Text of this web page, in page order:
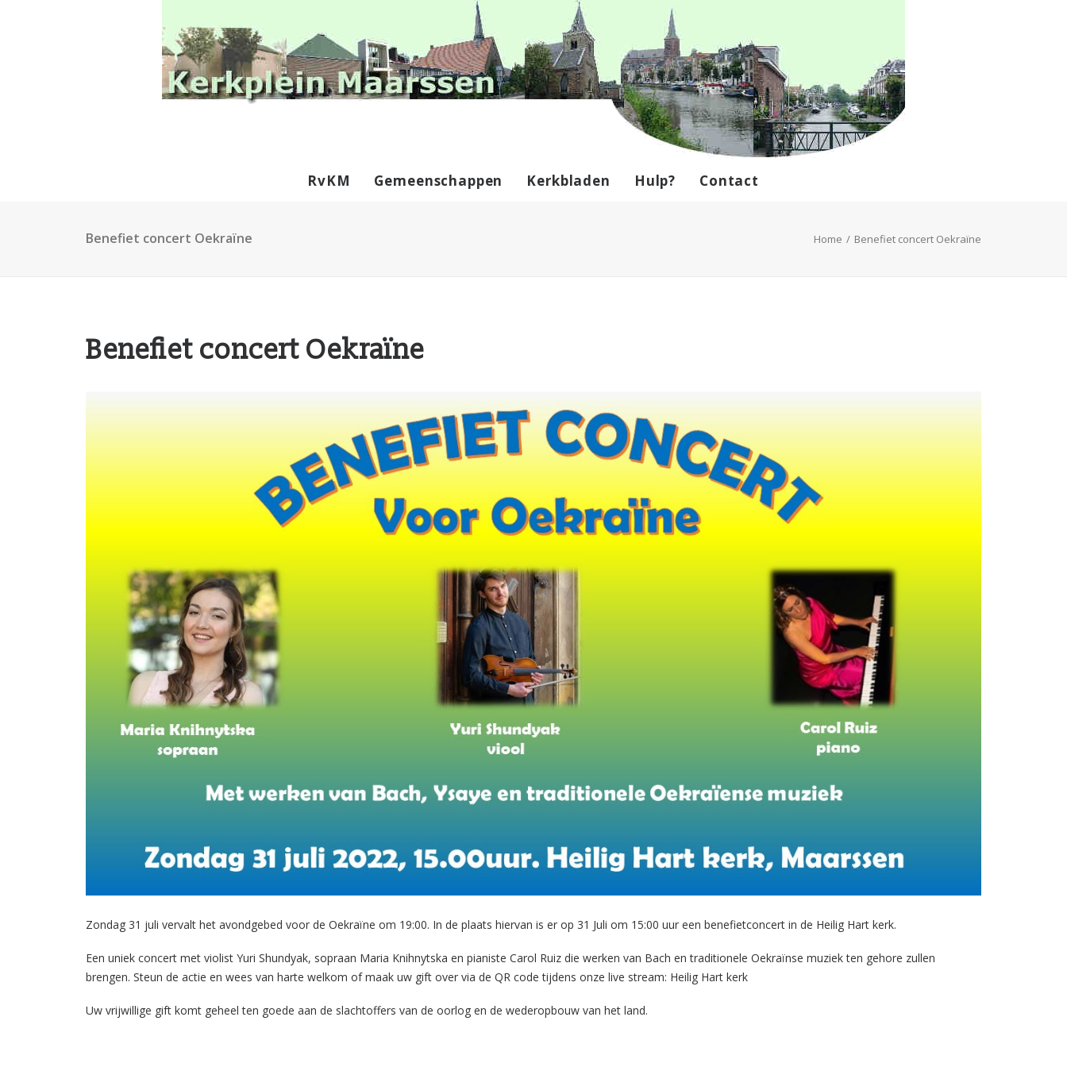
RvKM Gemeenschappen Kerkbladen Hulp? Contact
Benefiet concert Oekraïne Home Benefiet concert Oekraïne
Benefiet concert Oekraïne
Zondag 31 juli vervalt het avondgebed voor de Oekraïne om 19:00. In de plaats hiervan is er op 31 Juli om 15:00 uur een benefietconcert in de Heilig Hart kerk.
Een uniek concert met violist Yuri Shundyak, sopraan Maria Knihnytska en pianiste Carol Ruiz die werken van Bach en traditionele Oekraïnse muziek ten gehore zullen
brengen. Steun de actie en wees van harte welkom of maak uw gift over via de QR code tijdens onze live stream: Heilig Hart kerk
Uw vrijwillige gift komt geheel ten goede aan de slachtoffers van de oorlog en de wederopbouw van het land.